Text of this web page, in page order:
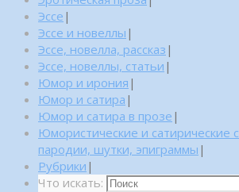
Эссе |
Эссе и новеллы |
Эссе, новелла, рассказ |
Эссе, новеллы, статьи |
Юмор и ирония |
Юмор и сатира |
Юмор и сатира в прозе |
Юмористические и сатирические
пародии, шутки, эпиграммы |
Рубрики |
Что искать: